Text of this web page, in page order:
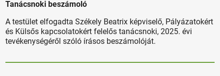
Tanácsnoki beszámoló
A testület elfogadta Székely Beatrix képviselő, Pályázatokért
és Külsős kapcsolatokért felelős tanácsnoki, 2025. évi
tevékenységéről szóló írásos beszámolóját.